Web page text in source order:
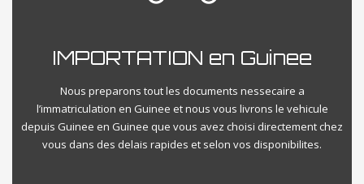
IMPORTATION en Guinee
Nous preparons tout les documents nessecaire a
l’immatriculation en Guinee et nous vous livrons le vehicule
depuis Guinee en Guinee que vous avez choisi directement chez
vous dans des delais rapides et selon vos disponibilites.